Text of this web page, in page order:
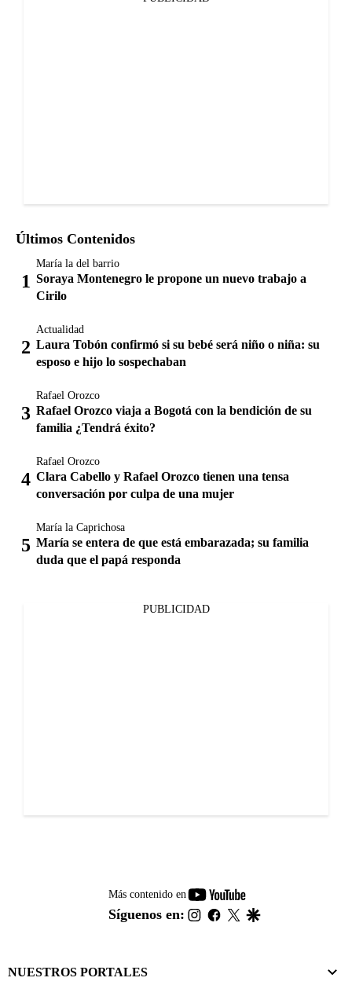
Últimos Contenidos
María la del barrio
Soraya Montenegro le propone un nuevo trabajo a
Cirilo
Actualidad
Laura Tobón confirmó si su bebé será niño o niña: su
esposo e hijo lo sospechaban
Rafael Orozco
Rafael Orozco viaja a Bogotá con la bendición de su
familia ¿Tendrá éxito?
Rafael Orozco
Clara Cabello y Rafael Orozco tienen una tensa
conversación por culpa de una mujer
María la Caprichosa
María se entera de que está embarazada; su familia
duda que el papá responda
PUBLICIDAD
Más contenido en
youtube-
footer
Síguenos en: instagram
facebook
twitter
NUESTROS PORTALES